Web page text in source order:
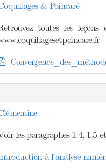
& Poincaré
toutes les leçons
les paragraphes 1.4, 1.5
à l'analyse